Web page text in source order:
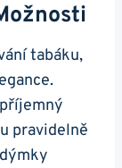
tabáku,
pravidelně